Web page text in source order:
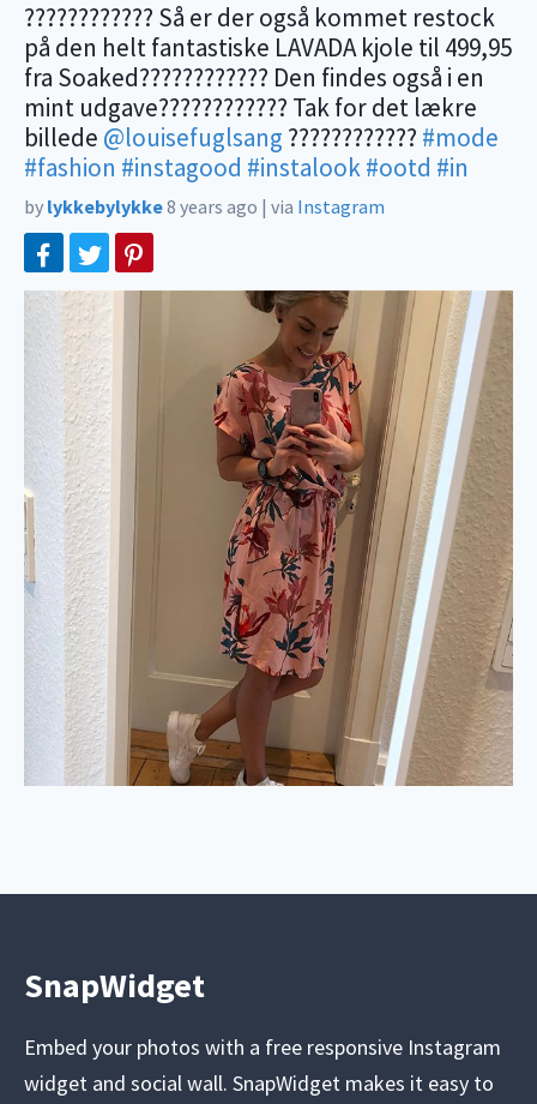
???????????? Så er der også kommet restock
på den helt fantastiske LAVADA kjole til 499,95
fra Soaked???????????? Den findes også i en
mint udgave???????????? Tak for det lækre
billede @louisefuglsang ???????????? #mode
#fashion #instagood #instalook#ootd #in
by lykkebylykke8 years ago | via Instagram
SnapWidget
Embed your photos with a free responsive Instagram
widget and social wall. SnapWidget makes it easy to